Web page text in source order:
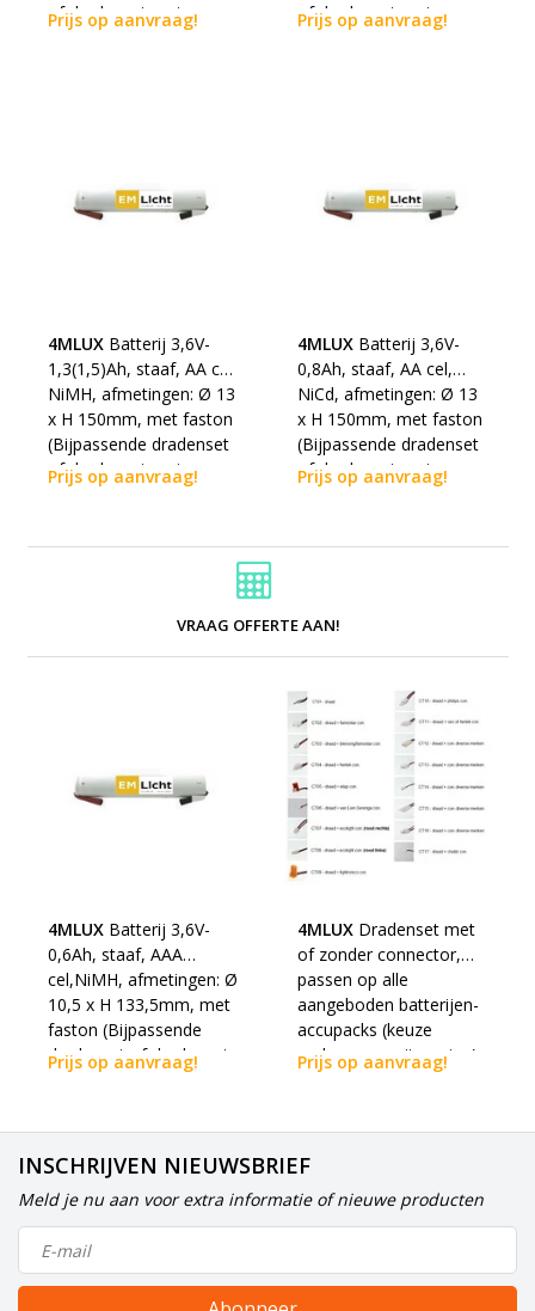
of dradenset met
connector dienen los
Prijs op aanvraag!
of dradenset met
connector dienen los
Prijs op aanvraag!
4MLUX Batterij 3,6V-
1,3(1,5)Ah, staaf, AA cel,
NiMH, afmetingen: Ø 13
x H 150mm, met faston
(Bijpassende dradenset
of dradenset met
connector dienen los
Prijs op aanvraag!
4MLUX Batterij 3,6V-
0,8Ah, staaf, AA cel,
NiCd, afmetingen: Ø 13
x H 150mm, met faston
(Bijpassende dradenset
of dradenset met
connector dienen los
Prijs op aanvraag!
VRAAG OFFERTE AAN!
4MLUX Batterij 3,6V-
0,6Ah, staaf, AAA
cel,NiMH, afmetingen: Ø
10,5 x H 133,5mm, met
faston (Bijpassende
dradenset of dradenset
met connector dienen
worden)
Prijs op aanvraag!
4MLUX Dradenset met
of zonder connector,
passen op alle
aangeboden batterijen-
accupacks (keuze
maken voor uitvoering)
Prijs op aanvraag!
INSCHRIJVEN NIEUWSBRIEF
Meld je nu aan voor extra informatie of nieuwe producten